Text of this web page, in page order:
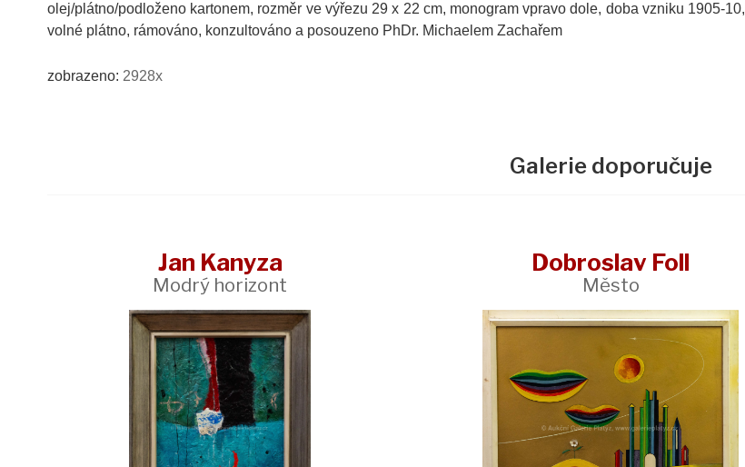
olej/plátno/podloženo kartonem, rozměr ve výřezu 29 x 22 cm, monogram vpravo dole, doba vzniku 1905-10,
volné plátno, rámováno, konzultováno a posouzeno PhDr. Michaelem Zachařem
zobrazeno: 2928x
Galerie doporučuje
Jan Kanyza
Modrý horizont
Dobroslav Foll
Město